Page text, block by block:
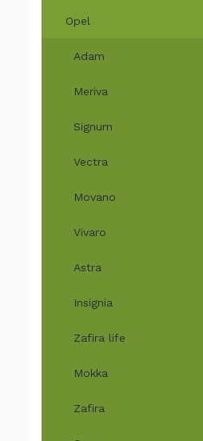
Opel
Adam
Meriva
Signum
Vectra
Movano
Vivaro
Astra
Insignia
Zafira life
Mokka
Zafira